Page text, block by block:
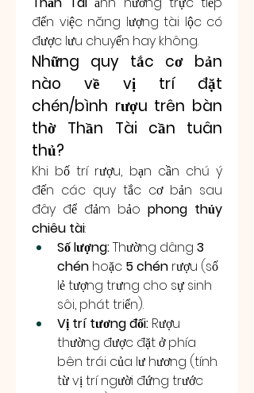
đến việc năng lượng tài lộc có
được lưu chuyển hay không.
Những quy tắc cơ bản
nào về vị trí đặt
chén/bình rượu trên bàn
thờ Thần Tài cần tuân
thủ?
Khi bố trí rượu, bạn cần chú ý
đến các quy tắc cơ bản sau
đây để đảm bảo phong thủy
chiêu tài:
Số lượng: Thường dâng 3
chén hoặc 5 chén rượu (số
lẻ tượng trưng cho sự sinh
sôi, phát triển).
Vị trí tương đối: Rượu
thường được đặt ở phía
bên trái của lư hương (tính
từ vị trí người đứng trước